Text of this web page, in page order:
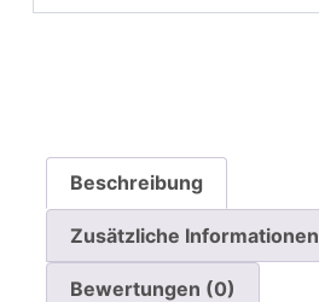
Beschreibung
Zusätzliche Informationen
Bewertungen (0)